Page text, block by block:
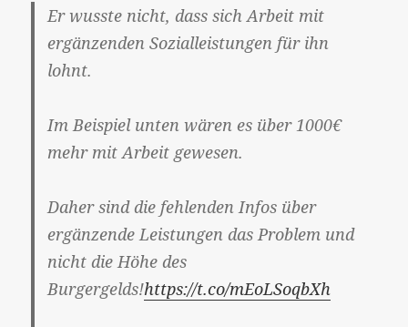
Er wusste nicht, dass sich Arbeit mit
ergänzenden Sozialleistungen für ihn
lohnt.
Im Beispiel unten wären es über 1000€
mehr mit Arbeit gewesen.
Daher sind die fehlenden Infos über
ergänzende Leistungen das Problem und
nicht die Höhe des
Burgergelds!https://t.co/mEoLSoqbXh